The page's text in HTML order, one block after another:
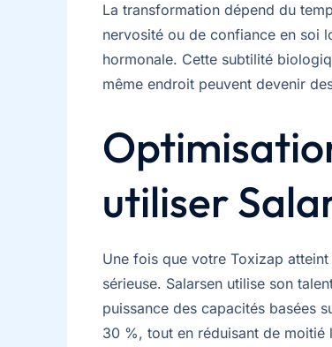
La transformation dépend du
nervosité ou de confiance en soi
hormonale. Cette subtilité
même endroit peuvent devenir
utiliser
Une fois que votre Toxizap
sérieuse. Salarsen utilise son
puissance des capacités basées
30 %, tout en réduisant de moitié